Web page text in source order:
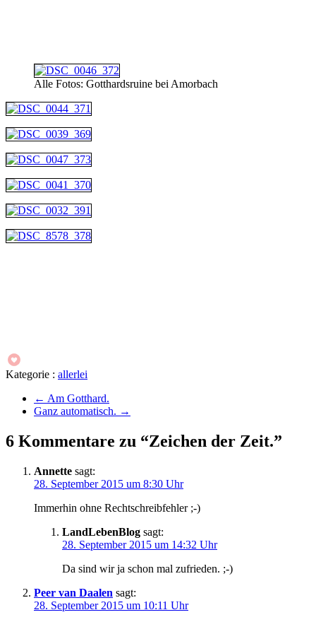
Alle Fotos: Gotthardsruine bei Amorbach
Kategorie : allerlei
← Am Gotthard.
Ganz automatisch. →
6 Kommentare zu “Zeichen der Zeit.”
Annette sagt:
28. September 2015 um 8:30 Uhr
Immerhin ohne Rechtschreibfehler ;-)
LandLebenBlog sagt:
28. September 2015 um 14:32 Uhr
Da sind wir ja schon mal zufrieden. ;-)
Peer van Daalen sagt:
28. September 2015 um 10:11 Uhr